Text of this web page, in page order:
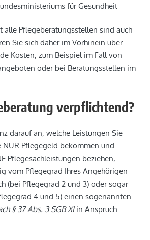
für Gesundheit
alle Pflegeberatungsstellen sind auch
Sie sich daher im Vorhinein über
Kosten, zum Beispiel im Fall von
oder bei Beratungsstellen im
verpflichtend?
darauf an, welche Leistungen Sie
NUR Pflegegeld bekommen und
Pflegesachleistungen beziehen,
vom Pflegegrad Ihres Angehörigen
(bei Pflegegrad 2 und 3) oder sogar
4 und 5) einen sogenannten
§ 37 Abs. 3 SGB XIin Anspruch